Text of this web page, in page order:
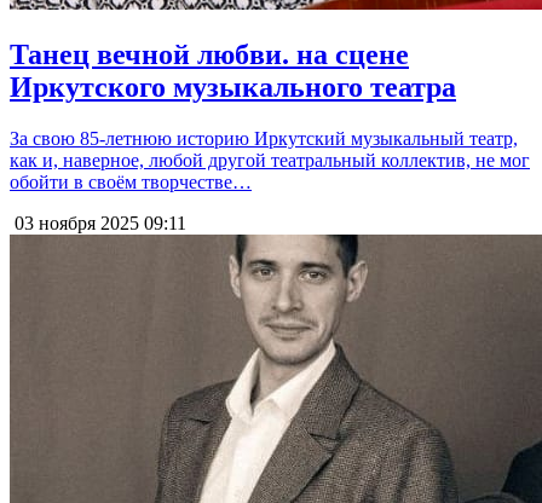
Танец вечной любви. на сцене
Иркутского музыкального театра
За свою 85-летнюю историю Иркутский музыкальный театр,
как и, наверное, любой другой театральный коллектив, не мог
обойти в своём творчестве…
03 ноября 2025 09:11